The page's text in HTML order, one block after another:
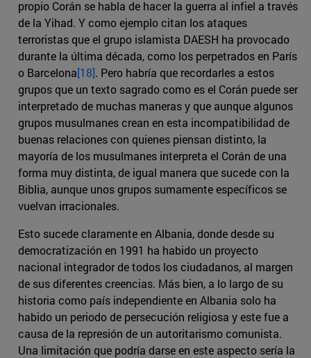
propio Corán se habla de hacer la guerra al infiel a través
de la Yihad. Y como ejemplo citan los ataques
terroristas que el grupo islamista DAESH ha provocado
durante la última década, como los perpetrados en París
o Barcelona[18]. Pero habría que recordarles a estos
grupos que un texto sagrado como es el Corán puede ser
interpretado de muchas maneras y que aunque algunos
grupos musulmanes crean en esta incompatibilidad de
buenas relaciones con quienes piensan distinto, la
mayoría de los musulmanes interpreta el Corán de una
forma muy distinta, de igual manera que sucede con la
Biblia, aunque unos grupos sumamente específicos se
vuelvan irracionales.
Esto sucede claramente en Albania, donde desde su
democratización en 1991 ha habido un proyecto
nacional integrador de todos los ciudadanos, al margen
de sus diferentes creencias. Más bien, a lo largo de su
historia como país independiente en Albania solo ha
habido un periodo de persecución religiosa y este fue a
causa de la represión de un autoritarismo comunista.
Una limitación que podría darse en este aspecto sería la